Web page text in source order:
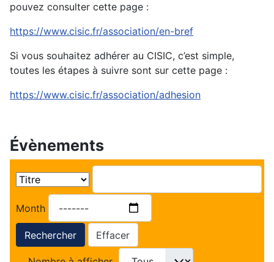
pouvez consulter cette page :
https://www.cisic.fr/association/en-bref
Si vous souhaitez adhérer au CISIC, c’est simple,
toutes les étapes à suivre sont sur cette page :
https://www.cisic.fr/association/adhesion
Évènements
Month
Rechercher Effacer